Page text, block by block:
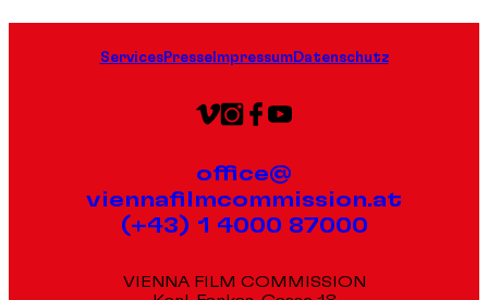
ServicesPresseImpressumDatenschutz
office@
viennafilmcommission.at
(+43) 1 4000 87000
VIENNA FILM COMMISSION